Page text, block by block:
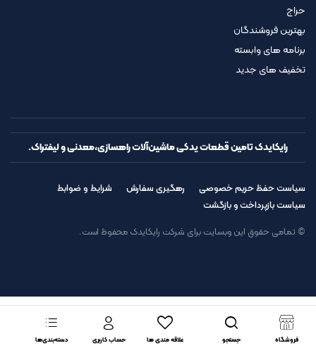
حراج
بهترین فروشندگان
برنامه های وابسته
تخفیف های جدید
رایکایدک تامین قطعات یدکی ماشین‌آلات راهسازی،معدنی و لیفتراک.
سیاست حفظ حریم خصوصی رهگیری سفارش
شرایط و ضوابط
سیاست بازپرداخت و بازگشت
© تمامی حقوق این وبسایت برای شرکت رایکایدک محفوظ است.
فروشگاه جستجو علاقه مندی ها حساب کاربری دسته‌بندی‌ها